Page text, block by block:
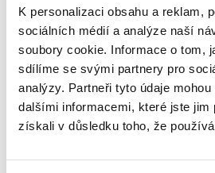
K personalizaci obsahu a reklam,
sociálních médií a analýze naší
soubory cookie. Informace o tom,
sdílíme se svými partnery pro
analýzy. Partneři tyto údaje
dalšími informacemi, které jste jim
získali v důsledku toho, že
dle provedení